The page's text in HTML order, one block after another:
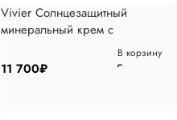
Vivier Солнцезащитный
минеральный крем с
тонирующим эффектом 60 мл
11 700₽
В корзину